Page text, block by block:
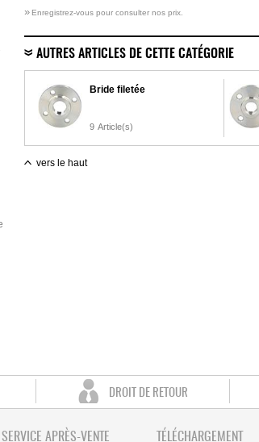
» Enregistrez-vous pour consulter nos prix.
AUTRES ARTICLES DE CETTE CATÉGORIE
Bride filetée
9 Article(s)
vers le haut
DROIT DE RETOUR
SERVICE APRÈS-VENTE TÉLÉCHARGEMENT